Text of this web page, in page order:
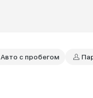
Авто с пробегом